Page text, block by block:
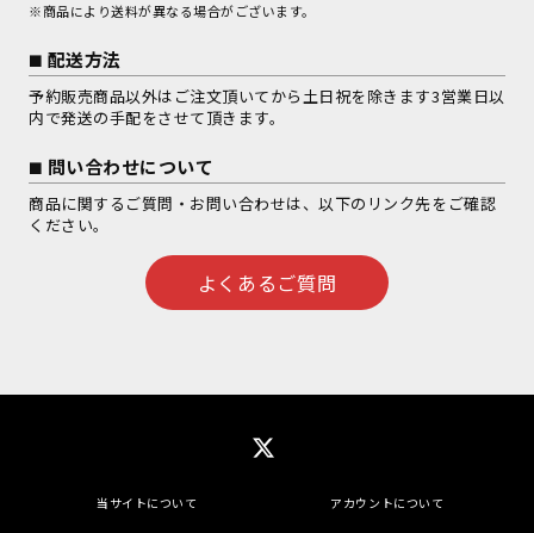
※商品により送料が異なる場合がございます。
配送方法
予約販売商品以外はご注文頂いてから土日祝を除きます3営業日以
内で発送の手配をさせて頂きます。
問い合わせについて
商品に関するご質問・お問い合わせは、以下のリンク先をご確認
ください。
よくあるご質問
当サイトについて アカウントについて